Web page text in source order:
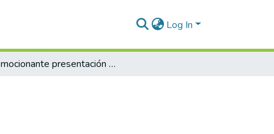
Log In
Emocionante presentación de El Mesías